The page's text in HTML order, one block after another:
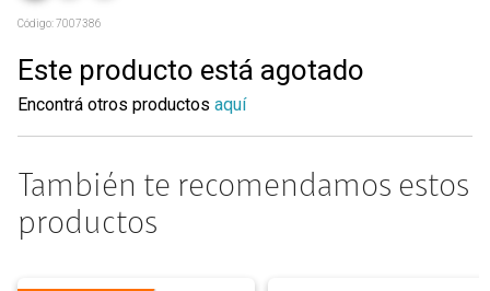
Código:7007386
Este producto está agotado
Encontrá otros productos aquí
También te recomendamos estos
productos